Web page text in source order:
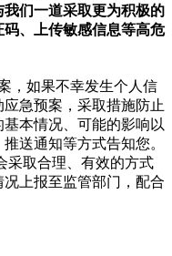
们一道采取更为积极的
、上传敏感信息等高危
，如果不幸发生个人信
急预案，采取措施防止
本情况、可能的影响以
送通知等方式告知您。
采取合理、有效的方式
上报至监管部门，配合